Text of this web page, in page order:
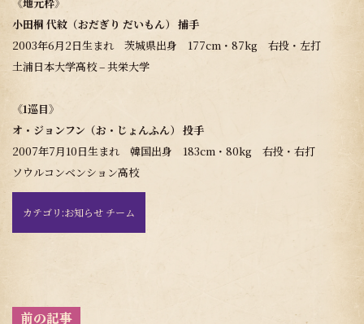
小田桐 代紋（おだぎり だいもん） 捕手
2003年6月2日生まれ 茨城県出身 177cm・87kg 右投・左打
土浦日本大学高校 – 共栄大学
《1巡目》
オ・ジョンフン（お・じょんふん） 投手
2007年7月10日生まれ 韓国出身 183cm・80kg 右投・右打
ソウルコンベンション高校
カテゴリ:お知らせ チーム
投